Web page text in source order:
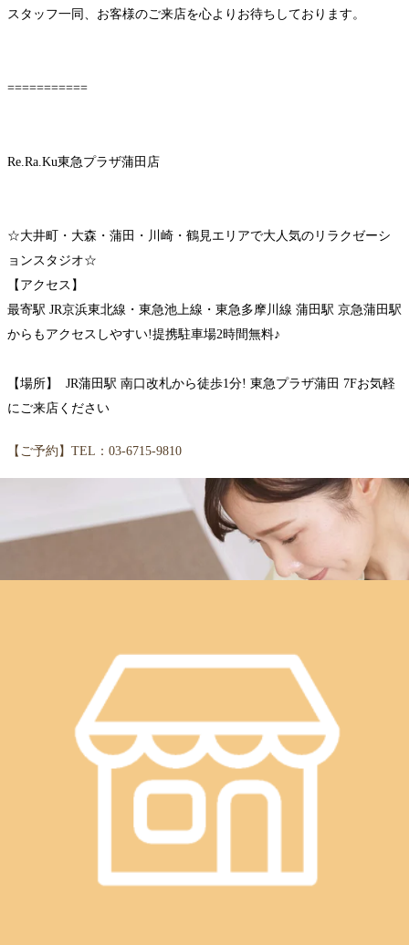
スタッフ一同、お客様のご来店を心よりお待ちしております。
===========
Re.Ra.Ku東急プラザ蒲田店
☆大井町・大森・蒲田・川崎・鶴見エリアで大人気のリラクゼーシ
ョンスタジオ☆
【アクセス】
最寄駅 JR京浜東北線・東急池上線・東急多摩川線 蒲田駅 京急蒲田駅
からもアクセスしやすい!提携駐車場2時間無料♪
【場所】 JR蒲田駅 南口改札から徒歩1分! 東急プラザ蒲田 7Fお気軽
にご来店ください
【ご予約】TEL：03-6715-9810
8月8日(土)のご案内状況☆彡
8月8日(土)のご案内状況☆彡こんにちは! Re.Ra.Ku東急プラ
ザ蒲田店です!! 気温がまた上がり、暑い夏に戻りましたね。
外と室内の温度差があるので、体調崩さないように気を付け
て生活していきましょう！夏の暑い時期限定で【爽快セット
コース】が当店のおすすめメニューです！高濃度の炭酸スプ
して、とても気持ちが良いです♪ぜひ、お試しくださ
同、お客様のご来店を心よりお待ちしております。
7月24日(金) のご案内状況☆彡
こんにちは! Re.Ra.Ku東急プラザ蒲田店です!! 今日は『スポ
ーツアロマの日』☆彡2020年（令和2年）のこの日にスポー
ら制定されました。 スポーツアロママッサージを通して、